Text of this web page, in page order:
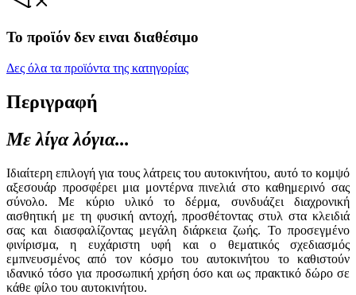
Το προϊόν δεν ειναι διαθέσιμο
Δες όλα τα προϊόντα της κατηγορίας
Περιγραφή
Με λίγα λόγια...
Ιδιαίτερη επιλογή για τους λάτρεις του αυτοκινήτου, αυτό το κομψό
αξεσουάρ προσφέρει μια μοντέρνα πινελιά στο καθημερινό σας
σύνολο. Με κύριο υλικό το δέρμα, συνδυάζει διαχρονική
αισθητική με τη φυσική αντοχή, προσθέτοντας στυλ στα κλειδιά
σας και διασφαλίζοντας μεγάλη διάρκεια ζωής. Το προσεγμένο
φινίρισμα, η ευχάριστη υφή και ο θεματικός σχεδιασμός
εμπνευσμένος από τον κόσμο του αυτοκινήτου το καθιστούν
ιδανικό τόσο για προσωπική χρήση όσο και ως πρακτικό δώρο σε
κάθε φίλο του αυτοκινήτου.